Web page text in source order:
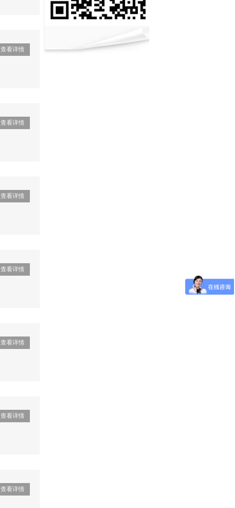
查看详情
查看详情
查看详情
查看详情
查看详情
查看详情
查看详情